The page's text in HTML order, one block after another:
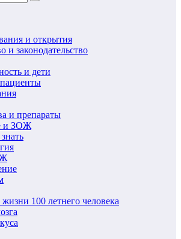
и открытия
и законодательство
и дети
и препараты
и ЗОЖ
100 летнего человека